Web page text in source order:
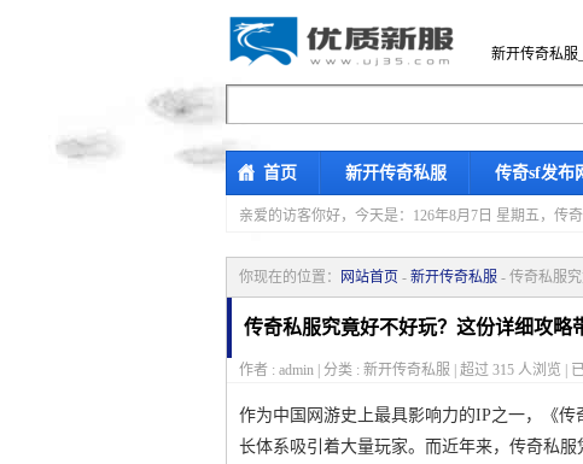
新开传奇私服
首页 新开传奇私服 传奇sf发布
亲爱的访客你好， 今天是：126年8月7日 星期五，传
你现在的位置： 网站首页 - 新开传奇私服 - 传奇私服
传奇私服究竟好不好玩？这份详细攻略
作者 : admin | 分类 : 新开传奇私服 | 超过 315 人浏览 |
作为中国网游史上最具影响力的IP之一，《
长体系吸引着大量玩家。而近年来，传奇私